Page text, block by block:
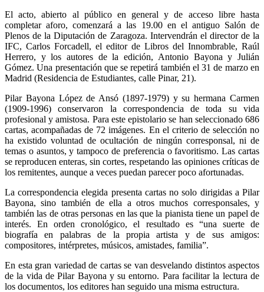
El acto, abierto al público en general y de acceso libre hasta
completar aforo, comenzará a las 19.00 en el antiguo Salón de
Plenos de la Diputación de Zaragoza. Intervendrán el director de la
IFC, Carlos Forcadell, el editor de Libros del Innombrable, Raúl
Herrero, y los autores de la edición, Antonio Bayona y Julián
Gómez. Una presentación que se repetirá también el 31 de marzo en
Madrid (Residencia de Estudiantes, calle Pinar, 21).
Pilar Bayona López de Ansó (1897-1979) y su hermana Carmen
(1909-1996) conservaron la correspondencia de toda su vida
profesional y amistosa. Para este epistolario se han seleccionado 686
cartas, acompañadas de 72 imágenes. En el criterio de selección no
ha existido voluntad de ocultación de ningún corresponsal, ni de
temas o asuntos, y tampoco de preferencia o favoritismo. Las cartas
se reproducen enteras, sin cortes, respetando las opiniones críticas de
los remitentes, aunque a veces puedan parecer poco afortunadas.
La correspondencia elegida presenta cartas no solo dirigidas a Pilar
Bayona, sino también de ella a otros muchos corresponsales, y
también las de otras personas en las que la pianista tiene un papel de
interés. En orden cronológico, el resultado es “una suerte de
biografía en palabras de la propia artista y de sus amigos:
compositores, intérpretes, músicos, amistades, familia”.
En esta gran variedad de cartas se van desvelando distintos aspectos
de la vida de Pilar Bayona y su entorno. Para facilitar la lectura de
los documentos, los editores han seguido una misma estructura.